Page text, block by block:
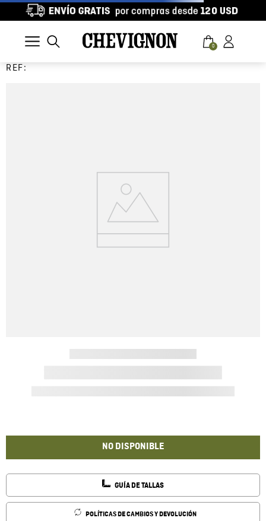
0
REF:
NO DISPONIBLE
GUÍA DE TALLAS
POLÍTICAS DE CAMBIOS Y DEVOLUCIÓN